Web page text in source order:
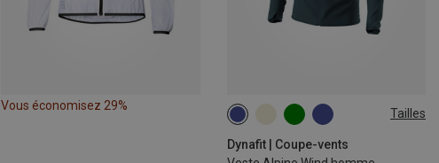
Vous économisez 29%
Tailles
Dynafit | Coupe-vents
S L XL